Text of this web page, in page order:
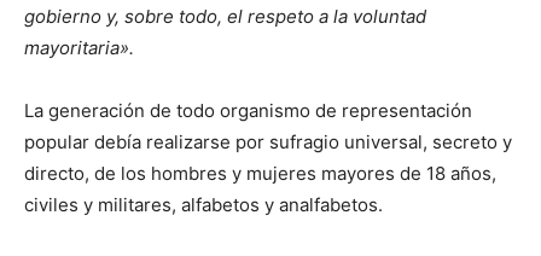
gobierno y, sobre todo, el respeto a la voluntad
mayoritaria».
La generación de todo organismo de representación
popular debía realizarse por sufragio universal, secreto y
directo, de los hombres y mujeres mayores de 18 años,
civiles y militares, alfabetos y analfabetos.